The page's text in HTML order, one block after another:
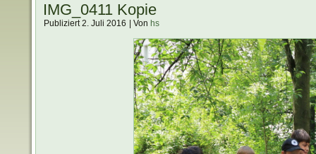
IMG_0411 Kopie
Publiziert 2. Juli 2016 Von hs